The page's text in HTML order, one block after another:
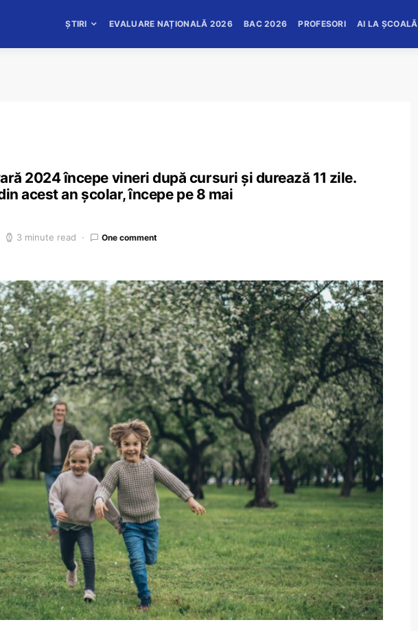
ȘTIRI EVALUARE NAȚIONALĂ 2026 BAC 2026 PROFESORI AI LA ȘCOALĂ
2024 începe vineri după cursuri și durează 11 zile.
acest an școlar, începe pe 8 mai
3 minute read One comment